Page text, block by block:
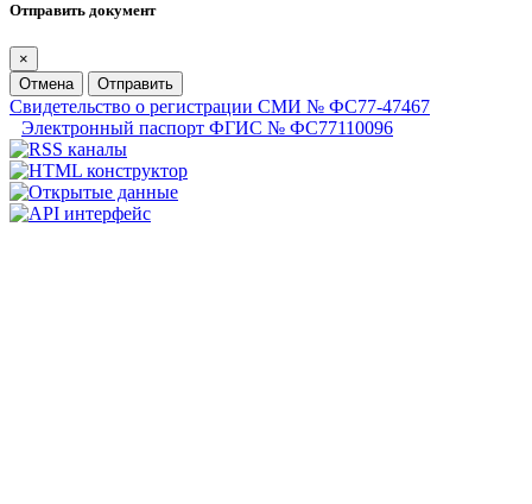
Отправить документ
×
Отмена
Отправить
Свидетельство о регистрации СМИ № ФС77-47467
Электронный паспорт ФГИС № ФС77110096